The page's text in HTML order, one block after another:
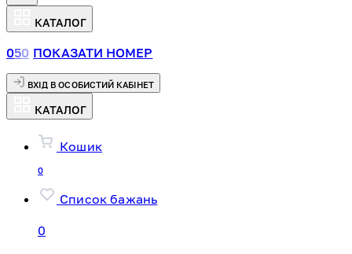
КАТАЛОГ
050 ПОКАЗАТИ НОМЕР
ВХІД В ОСОБИСТИЙ КАБІНЕТ
КАТАЛОГ
Кошик
0
Список бажань
0